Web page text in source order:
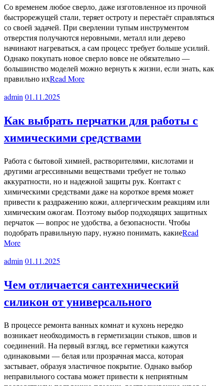
Со временем любое сверло, даже изготовленное из прочной
быстрорежущей стали, теряет остроту и перестаёт справляться
со своей задачей. При сверлении тупым инструментом
отверстия получаются неровными, металл или дерево
начинают нагреваться, а сам процесс требует больше усилий.
Однако покупать новое сверло вовсе не обязательно —
большинство моделей можно вернуть к жизни, если знать, как
правильно ихRead More
admin01.11.2025
Как выбрать перчатки для работы с
химическими средствами
Работа с бытовой химией, растворителями, кислотами и
другими агрессивными веществами требует не только
аккуратности, но и надежной защиты рук. Контакт с
химическими средствами даже на короткое время может
привести к раздражению кожи, аллергическим реакциям или
химическим ожогам. Поэтому выбор подходящих защитных
перчаток — вопрос не удобства, а безопасности. Чтобы
подобрать правильную пару, нужно понимать, какиеRead
More
admin 01.11.2025
Чем отличается сантехнический
силикон от универсального
В процессе ремонта ванных комнат и кухонь нередко
возникает необходимость в герметизации стыков, швов и
соединений. На первый взгляд, все герметики кажутся
одинаковыми — белая или прозрачная масса, которая
застывает, образуя эластичное покрытие. Однако выбор
неправильного состава может привести к неприятным